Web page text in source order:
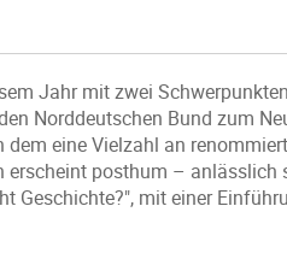
Jahr mit zwei
Norddeutschen Bund zum
dem eine Vielzahl an
posthum –
Geschichte?", mit einer